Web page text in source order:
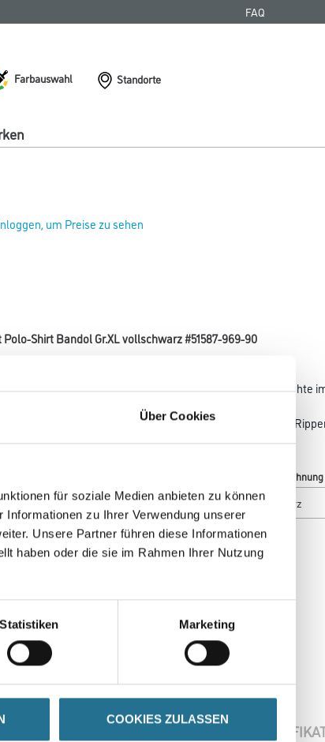
Über Cookies
für soziale Medien anbieten zu können
zu Ihrer Verwendung unserer
Unsere Partner führen diese Informationen
haben oder die sie im Rahmen Ihrer Nutzung
Statistiken Marketing
COOKIES ZULASSEN
FAQ
Farbauswahl
Standorte
um Preise zu sehen
Polo-Shirt Bandol Gr.XL vollschwarz #51587-969-90
körpernahe Passform mit viel Bewegungsfreiheit. Die Nähte
so dass diese nicht stören. Kragen mit Rippenbündchen.
Farbtonbezeichnung